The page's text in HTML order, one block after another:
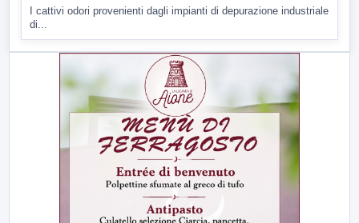
I cattivi odori provenienti dagli impianti di depurazione industriale
di...